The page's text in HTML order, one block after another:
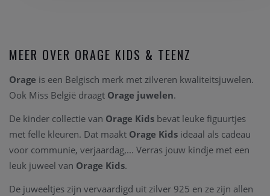
MEER OVER ORAGE KIDS & TEENZ
Orage is een Belgisch merk met zilveren kwaliteitsjuwelen.
Ook Miss België draagt Orage juwelen.
De kinder collectie van Orage Kids bevat leuke figuurtjes
met felle kleuren. Dat maakt Orage Kids ideaal als cadeau
voor communie, verjaardag,... Verras jouw kindje met een
leuk juweel van Orage Kids.
De juweeltjes zijn vervaardigd uit zilver 925 en ze zijn allen